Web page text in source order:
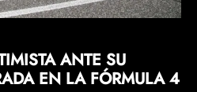
ANTE SU
EN LA FÓRMULA 4